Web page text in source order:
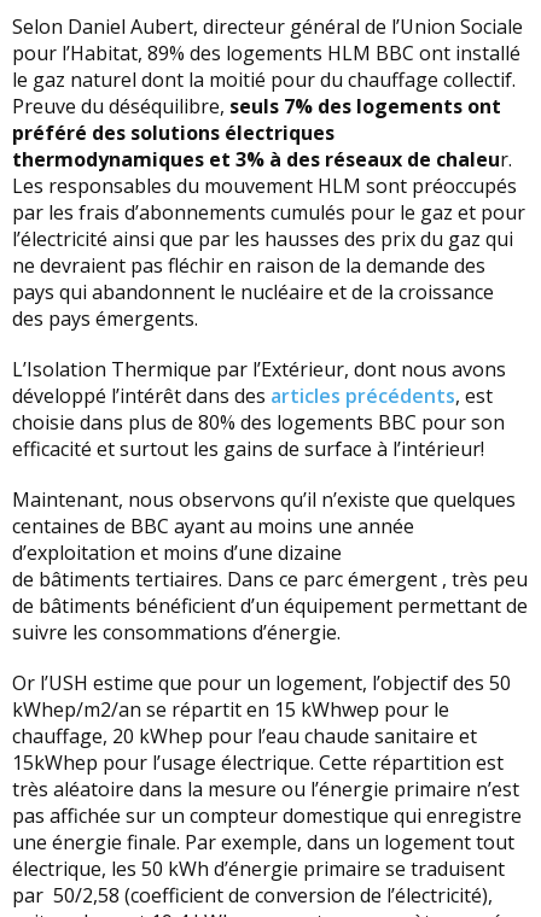
Selon Daniel Aubert, directeur général de l’Union Sociale
pour l’Habitat, 89% des logements HLM BBC ont installé
le gaz naturel dont la moitié pour du chauffage collectif.
Preuve du déséquilibre, seuls 7% des logements ont
préféré des solutions électriques
thermodynamiques et 3% à des réseaux de chaleur.
Les responsables du mouvement HLM sont préoccupés
par les frais d’abonnements cumulés pour le gaz et pour
l’électricité ainsi que par les hausses des prix du gaz qui
ne devraient pas fléchir en raison de la demande des
pays qui abandonnent le nucléaire et de la croissance
des pays émergents.
L’Isolation Thermique par l’Extérieur, dont nous avons
développé l’intérêt dans des articles précédents, est
choisie dans plus de 80% des logements BBC pour son
efficacité et surtout les gains de surface à l’intérieur!
Maintenant, nous observons qu’il n’existe que quelques
centaines de BBC ayant au moins une année
d’exploitation et moins d’une dizaine
de bâtiments tertiaires. Dans ce parc émergent , très peu
de bâtiments bénéficient d’un équipement permettant de
suivre les consommations d’énergie.
Or l’USH estime que pour un logement, l’objectif des 50
kWhep/m2/an se répartit en 15 kWhwep pour le
chauffage, 20 kWhep pour l’eau chaude sanitaire et
15kWhep pour l’usage électrique. Cette répartition est
très aléatoire dans la mesure ou l’énergie primaire n’est
pas affichée sur un compteur domestique qui enregistre
une énergie finale. Par exemple, dans un logement tout
électrique, les 50 kWh d’énergie primaire se traduisent
par 50/2,58 (coefficient de conversion de l’électricité),